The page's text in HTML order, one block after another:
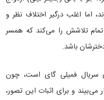
اما اغلب درگیر اختلاف‌ نظر و
تلاشش را می‌کند که همسر
باشد.
سریال فمیلی گای است، چون
و برای اثبات این تصور،